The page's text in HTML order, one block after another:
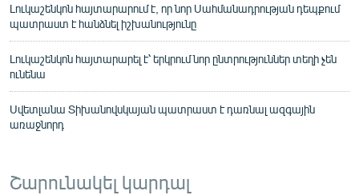
Լուկաշենկոն հայտարարում է, որ նոր Սահմանադրության դեպքում
պատրաստ է հանձնել իշխանությունը
Լուկաշենկոն հայտարարել է՝ երկրում նոր ընտրություններ տեղի չեն
ունենա
Սվետլանա Տիխանովսկայան պատրաստ է դառնալ ազգային
առաջնորդ
Շարունակել կարդալ